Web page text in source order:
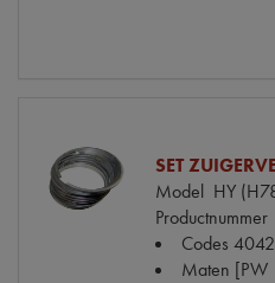
SET
Model HY
Productnummer
Codes
Maten